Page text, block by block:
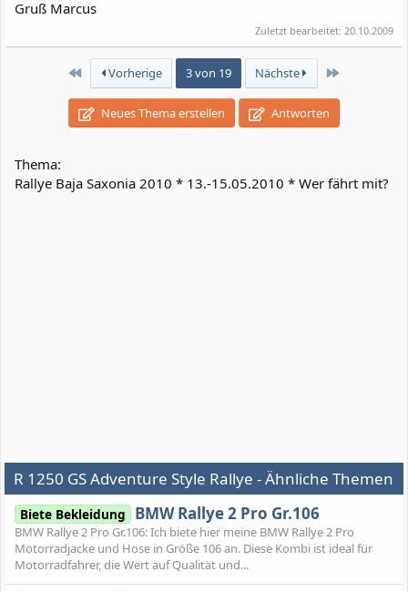
Gruß Marcus
Zuletzt bearbeitet: 20.10.2009
ErsteVorherige 3 von 19 Nächste Letzte
Neues Thema erstellen Antworten
Thema:
Rallye Baja Saxonia 2010 * 13.-15.05.2010 * Wer fährt mit?
R 1250 GS Adventure Style Rallye - Ähnliche Themen
Biete Bekleidung BMW Rallye 2 Pro Gr.106
BMW Rallye 2 Pro Gr.106: Ich biete hier meine BMW Rallye 2 Pro
Motorradjacke und Hose in Größe 106 an. Diese Kombi ist ideal für
Motorradfahrer, die Wert auf Qualität und...